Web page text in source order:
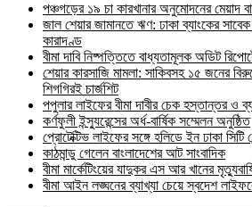
পঞ্চগড়ের ১৯ চা কারখানার অনুমোদনের মেয়াদ
জাল শেয়ার জামানতে ঋণ: ঢাকা ব্যাংকের সাবেক
কারাদণ্ড
বীমা দাবি নিষ্পত্তিতে বাধ্যতামূলক অডিট
শেয়ার কারসাজি মামলা: সাকিবসহ ১৫ জনের
শিগগিরই চার্জশিট
পপুলার লাইফের বীমা দাবীর চেক হস্তান্তর ও
কর্ণফুলী ইন্স্যুরেন্সের অর্ধ-বার্ষিক সম্মেলন অনুষ্ঠিত
প্রোটেক্টিভ লাইফের সঙ্গে হলিডে ইন ঢাকা সিটি
কাঠমান্ডু গেলেন বাংলাদেশের আট সাংবাদিক
বীমা মার্কেটিংয়ের যাদুকর এস আর খানের
বীমা আইন লঙ্ঘনের ব্যাখ্যা চেয়ে স্বদেশ